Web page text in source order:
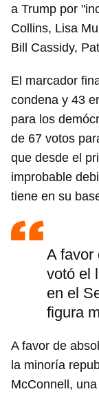
a Trump por
Collins, Lisa
Bill Cassidy,
El marcador
condena y 43
para los
de 67 votos
que desde el
improbable
tiene en su
A favor
votó el
en el
figura
A favor de
la minoría
McConnell,